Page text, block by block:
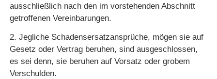
ausschließlich nach den im vorstehenden Abschnitt
getroffenen Vereinbarungen.
2. Jegliche Schadensersatzansprüche, mögen sie auf
Gesetz oder Vertrag beruhen, sind ausgeschlossen,
es sei denn, sie beruhen auf Vorsatz oder grobem
Verschulden.